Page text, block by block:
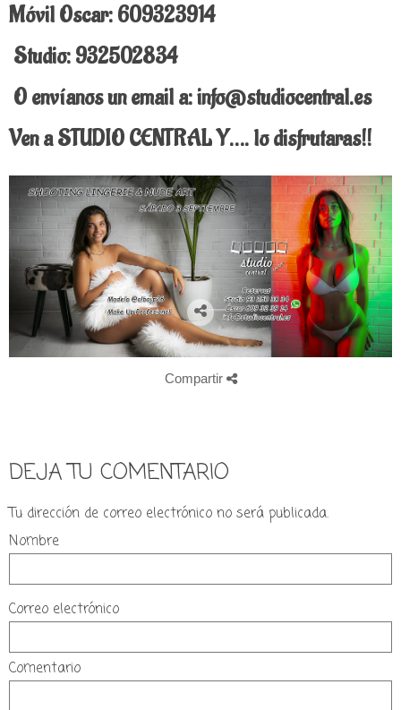
Móvil Oscar: 609323914
Studio: 932502834
O envíanos un email a: info@studiocentral.es
Ven a STUDIO CENTRAL Y…. lo disfrutaras!!
Compartir
DEJA TU COMENTARIO
Tu dirección de correo electrónico no será publicada.
Nombre
Correo electrónico
Comentario